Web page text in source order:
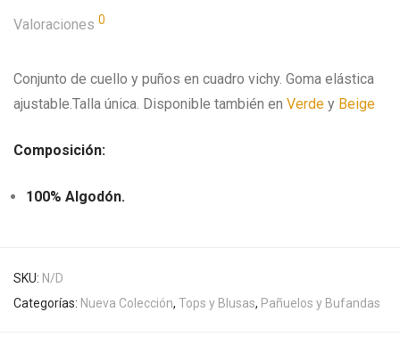
Valoraciones 0
Conjunto de cuello y puños en cuadro vichy. Goma elástica
ajustable.Talla única. Disponible también en Verde y Beige
Composición:
100% Algodón.
SKU: N/D
Categorías: Nueva Colección, Tops y Blusas, Pañuelos y Bufandas